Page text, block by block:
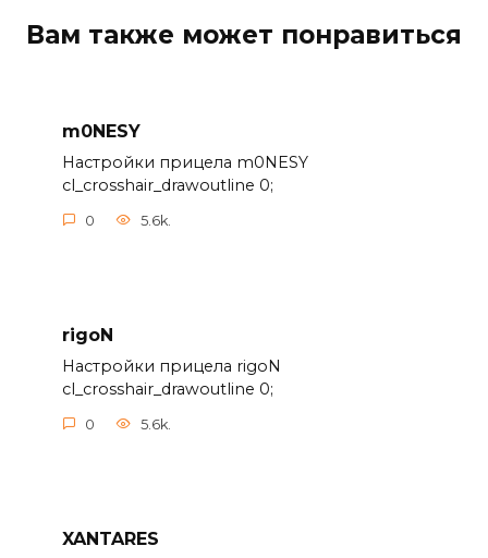
Вам также может понравиться
m0NESY
Настройки прицела m0NESY
cl_crosshair_drawoutline 0;
0 5.6k.
rigoN
Настройки прицела rigoN
cl_crosshair_drawoutline 0;
0 5.6k.
XANTARES